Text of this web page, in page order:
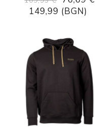
149,99 (BGN)